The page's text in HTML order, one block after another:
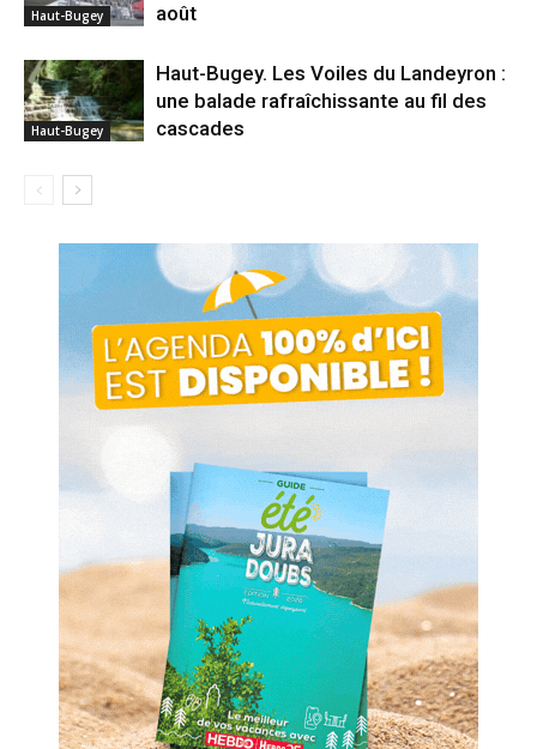
Haut-Bugey août
Haut-Bugey
Haut-Bugey. Les Voiles du Landeyron :
une balade rafraîchissante au fil des
cascades